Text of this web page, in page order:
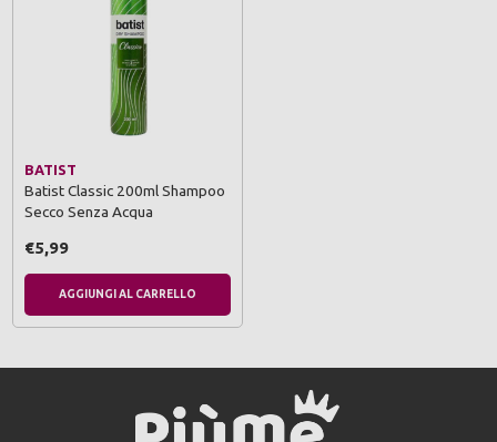
BATIST
Batist Classic 200ml Shampoo
Secco Senza Acqua
€5,99
AGGIUNGI AL CARRELLO